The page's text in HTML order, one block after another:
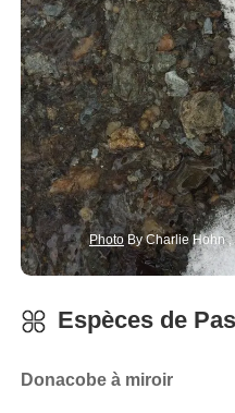
PhotoBy Charlie Hohn ,
Espèces de
Donacobe à miroir